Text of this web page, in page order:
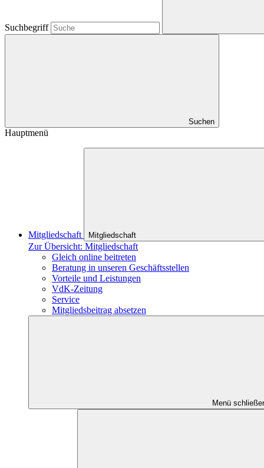
Suchbegriff
Suchen
Hauptmenü
Mitgliedschaft Mitgliedschaft
Zur Übersicht: Mitgliedschaft
Gleich online beitreten
Beratung in unseren Geschäftsstellen
Vorteile und Leistungen
VdK-Zeitung
Service
Mitgliedsbeitrag absetzen
Menü